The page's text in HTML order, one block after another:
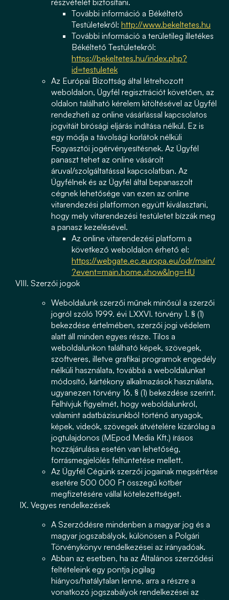
részvételét biztosítani.
További információ a Békéltető
Testületekről: http://www.bekeltetes.hu
További információ a területileg illetékes
Békéltető Testületekről:
https://bekeltetes.hu/index.php?
id=testuletek
Az Európai Bizottság által létrehozott
weboldalon, Ügyfél regisztrációt követően, az
oldalon található kérelem kitöltésével az Ügyfél
rendezheti az online vásárlással kapcsolatos
jogvitáit bírósági eljárás indítása nélkül. Ez is
egy módja a távolsági korlátok nélküli
Fogyasztói jogérvényesítésnek. Az Ügyfél
panaszt tehet az online vásárolt
áruval/szolgáltatással kapcsolatban. Az
Ügyfélnek és az Ügyfél által bepanaszolt
cégnek lehetősége van ezen az online
vitarendezési platformon együtt kiválasztani,
hogy mely vitarendezési testületet bízzák meg
a panasz kezelésével.
Az online vitarendezési platform a
következő weboldalon érhető el:
https://webgate.ec.europa.eu/odr/main/
?event=main.home.show&lng=HU
Szerzői jogok
Weboldalunk szerzői műnek minősül a szerzői
jogról szóló 1999. évi LXXVI. törvény 1. § (1)
bekezdése értelmében, szerzői jogi védelem
alatt áll minden egyes része. Tilos a
weboldalunkon található képek, szövegek,
szoftveres, illetve grafikai programok engedély
nélküli használata, továbbá a weboldalunkat
módosító, kártékony alkalmazások használata,
ugyanezen törvény 16. § (1) bekezdése szerint.
Felhívjuk figyelmét, hogy weboldalunkról,
valamint adatbázisunkból történő anyagok,
képek, videók, szövegek átvételére kizárólag a
jogtulajdonos (MEpod Media Kft.) írásos
hozzájárulása esetén van lehetőség,
forrásmegjelölés feltüntetése mellett.
Az Ügyfél Cégünk szerzői jogainak megsértése
esetére 500 000 Ft összegű kötbér
megfizetésére vállal kötelezettséget.
Vegyes rendelkezések
A Szerződésre mindenben a magyar jog és a
magyar jogszabályok, különösen a Polgári
Törvénykönyv rendelkezései az irányadóak.
Abban az esetben, ha az Általános szerződési
feltételeink egy pontja jogilag
hiányos/hatálytalan lenne, arra a részre a
vonatkozó jogszabályok rendelkezései az